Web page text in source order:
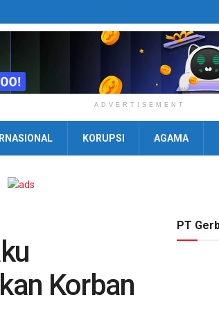
ADVERTISEMENT
KORUPSI AGAMA
Korban
PT